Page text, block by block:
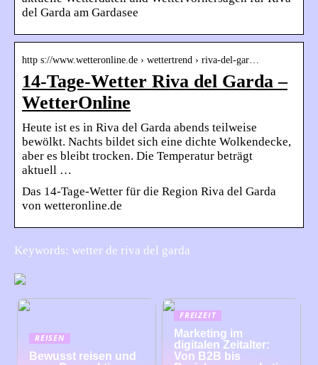
del Garda am Gardasee
http s://www.wetteronline.de › wettertrend › riva-del-gar…
14-Tage-Wetter Riva del Garda –
WetterOnline
Heute ist es in Riva del Garda abends teilweise
bewölkt. Nachts bildet sich eine dichte Wolkendecke,
aber es bleibt trocken. Die Temperatur beträgt
aktuell …
Das 14-Tage-Wetter für die Region Riva del Garda
von wetteronline.de
Keywords: wetter de riva del garda
REISEN
Bewusst reisen und
FREIZEIT
Marketing im
digitalen Zeitalter:
Von B2B bis